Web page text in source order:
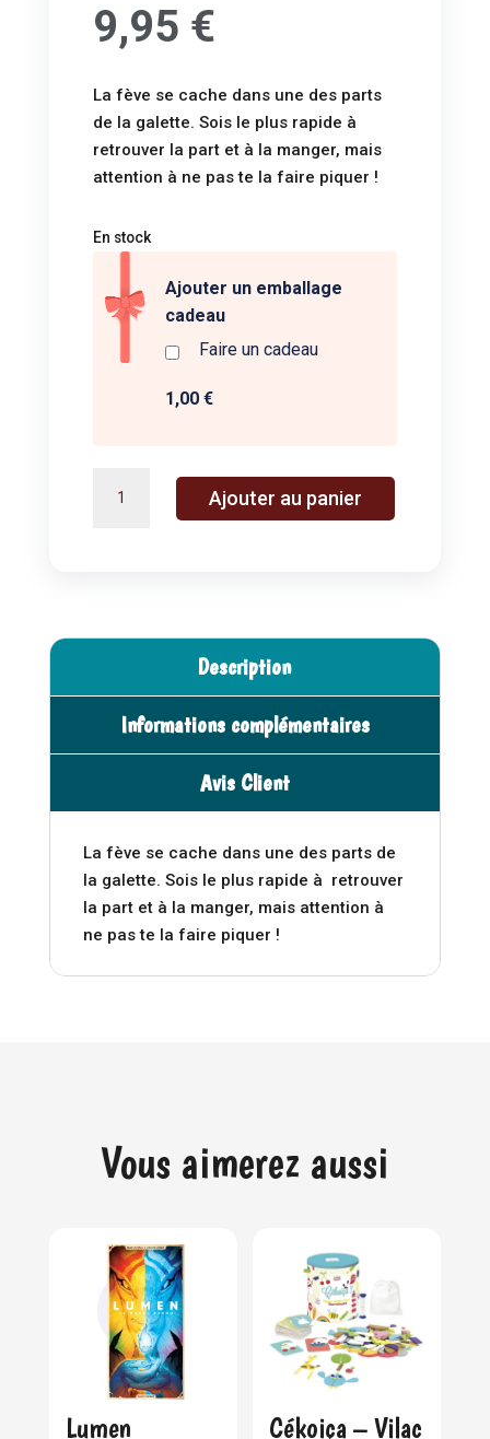
9,95 €
La fève se cache dans une des parts
de la galette. Sois le plus rapide à
retrouver la part et à la manger, mais
attention à ne pas te la faire piquer !
En stock
Ajouter un emballage
cadeau
Faire un cadeau
1,00 €
-
Ajouter au panier
A
i
e
Description
Informations complémentaires
Avis Client
La fève se cache dans une des parts de
la galette. Sois le plus rapide à retrouver
la part et à la manger, mais attention à
ne pas te la faire piquer !
Vous aimerez aussi
Lumen Cékoiça – Vilac